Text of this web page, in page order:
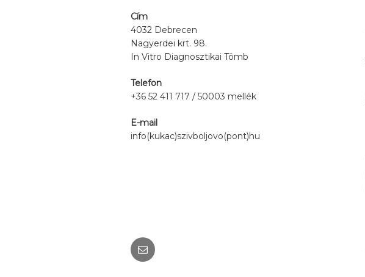
Cím
4032 Debrecen
Nagyerdei krt. 98.
In Vitro Diagnosztikai Tömb
Telefon
+36 52 411 717 / 50003 mellék
E-mail
info(kukac)szivboljovo(pont)hu
Email